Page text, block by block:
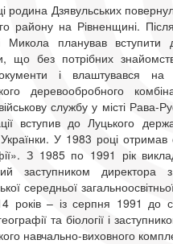
родина Дзявульських
району на Рівненщині.
Микола планував вступити
що без потрібних
і влаштувався на
деревообробного
службу у місті Рава-
вступив до Луцького
У 1983 році отримав
З 1985 по 1991 рік
заступником директора
середньої
років – із серпня 1991
та біології і
навчально-виховного